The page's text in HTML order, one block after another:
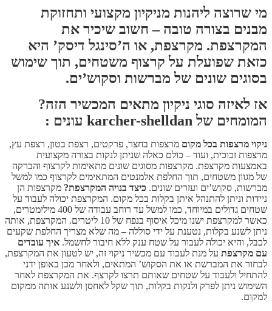
מי שרוצה ליהנות מניקיון מקצועי ותחזוקת
מבנים בצורה טובה – חשוב שיכיר את
המקרצפת. מקרצפת, או ה’סינגל דיסק’ היא
כזאת שפועלת על קרצוף משטחים, תוך שימוש
בסוגים שונים של מברשות וסקוש’ים.
אז לאיזה סוגי ניקיון מתאים המכשיר הזה?
המומחים של karcher-shelldan עונים :
ניקוי מרצפות בכל מקום מרצפות בחצר, פרקטים, רצפת בטון, רצפת עץ,
מרצפות זכוכית, ועוד – כולם כאלה שניתן לנקות בצורה מקצועית
באמצעות מקרצפת. מקרצפות מסוגים שונים מתאימות לקרצוף והברקה
של מגוון משטחים, תוך החלפת אלמנטים המתאימים לקרצוף כמו למשל
מברשות, סקוש’ים ועזרים שונים. כיצד בנויה המקרצפת? מקרצפות הן
ניידות וניתן להתנהל איתן בקלות בכל מקום. המקרצפת יכולה לעבוד על
שטחים גדולים במיוחד, כמו למשל עד רוחב עבודה של 400 מילימטרים,
כאשר למקרצפת ישנו מיכל איסוף בנפח של 10 ליטרים.
המקרצפת, אותה
ניתן לשנע בקלות, נטענת על ידי סוללה – מה שלא מצריך החלפת שקעים
לכבל, והיא יכולה לעבור על שטח ענק ללא חיבור לחשמל. איך עובדים
עם מקרצפת על מנת לעבוד עם מכשיר ניקוי זה, יש לטעון את המקרצפת,
לבחור את המברשת או את הסקוש’ המתאים, ולאחר מכן באופן ידני
להתחיל ולעבוד על שטחים שאותם תרצו לקרצף. את המקרצפת לאחר
השימוש ניתן לפרק ולנקות בקלות, תוך שקל לאחסן ולשנע אותה ממקום
למקום.